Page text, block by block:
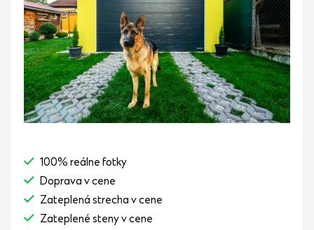
100% reálne fotky
Doprava v cene
Zateplená strecha v cene
Zateplené steny v cene